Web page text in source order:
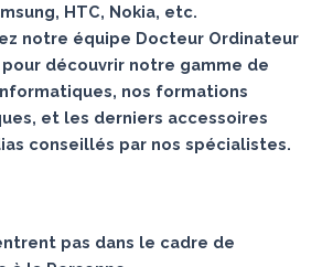
HTC, Nokia, etc.
notre équipe Docteur Ordinateur
découvrir notre gamme de
nos formations
et les derniers accessoires
conseillés par nos spécialistes.
pas dans le cadre de